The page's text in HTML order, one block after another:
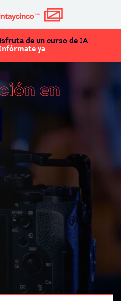
de un curso de IA
ya
en